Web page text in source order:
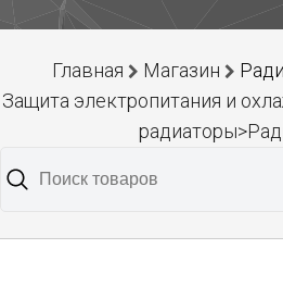
Главная Магазин
Защита электропитания и